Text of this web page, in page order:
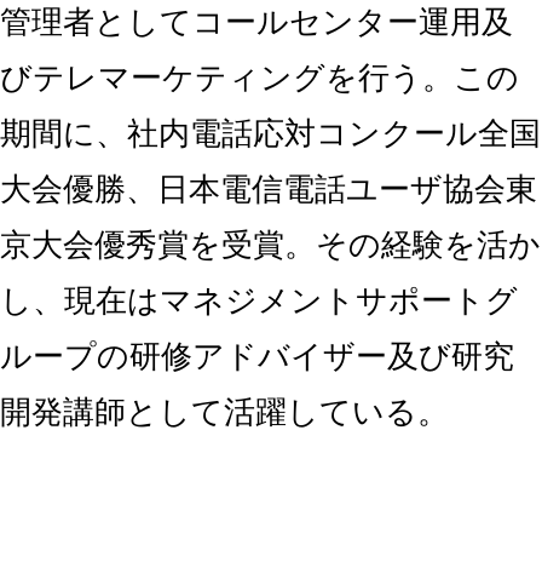
管理者としてコールセンター運用及
びテレマーケティングを行う。この
期間に、社内電話応対コンクール全国
大会優勝、日本電信電話ユーザ協会東
京大会優秀賞を受賞。その経験を活か
し、現在はマネジメントサポートグ
ループの研修アドバイザー及び研究
開発講師として活躍している。